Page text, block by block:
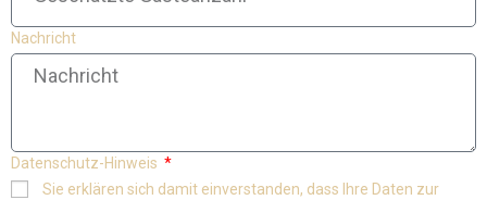
Nachricht
Datenschutz-Hinweis
Sie erklären sich damit einverstanden, dass Ihre Daten zur